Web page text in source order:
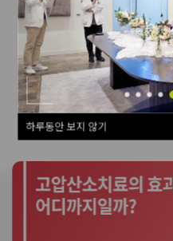
하루동안 보지 않기Leaders